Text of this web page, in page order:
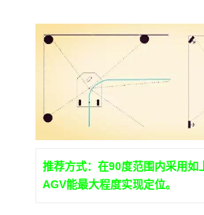
推荐方式：在90度范围内采用如
AGV能最大程度实现定位。